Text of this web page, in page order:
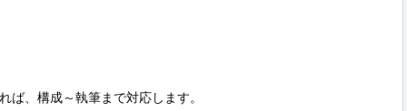
ば、構成～執筆まで対応します。